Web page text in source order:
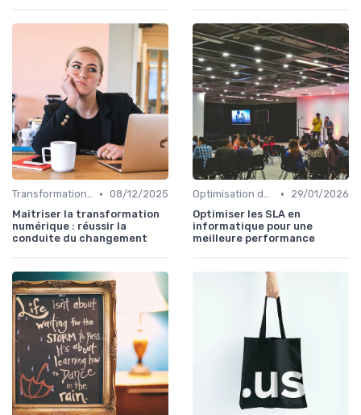
Transformation digitale • 08/12/2025
Maîtriser la transformation
numérique : réussir la
conduite du changement
Optimisation des infrastructures IT •
29/01/2026
Optimiser les SLA en
informatique pour une
meilleure performance